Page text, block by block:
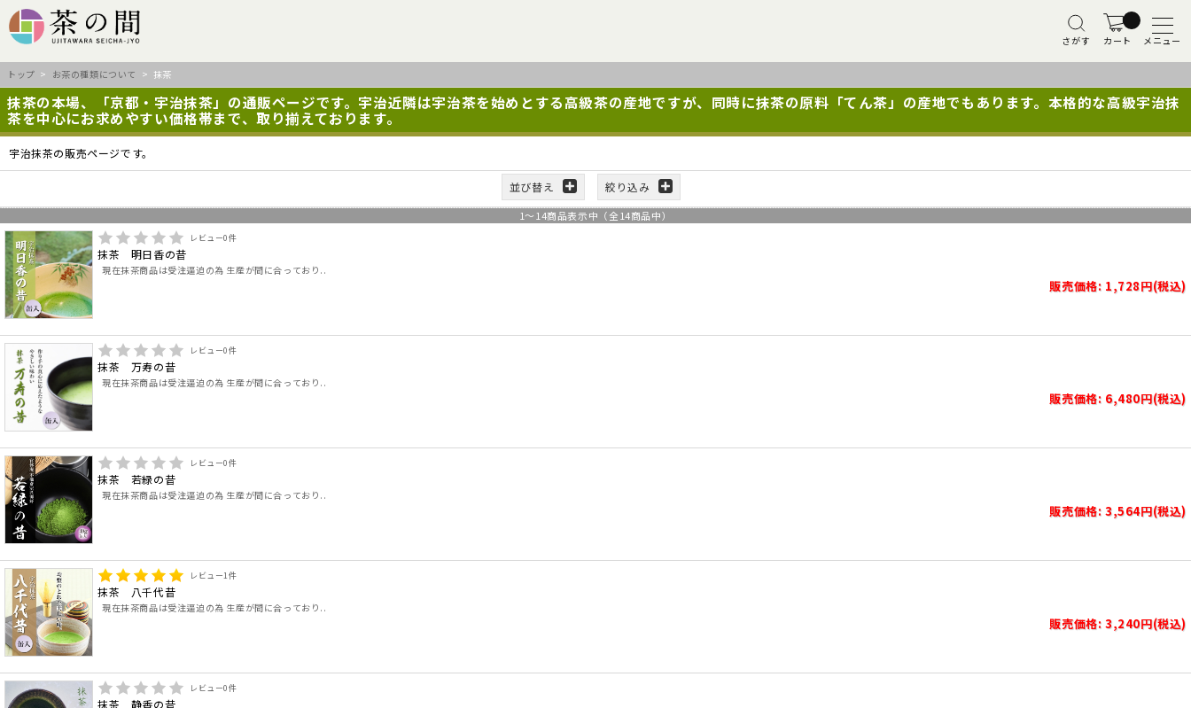
さがす カート メニュー
トップ > お茶の種類について > 抹茶
抹茶の本場、「京都・宇治抹茶」の通販ページです。宇治近隣は宇治茶を始めとする高級茶の産地ですが、同時に抹茶の原料「てん茶」の産地でもあります。本格的な高級宇治抹
茶を中心にお求めやすい価格帯まで、取り揃えております。
宇治抹茶の販売ページです。
並び替え 絞り込み
1～ 14商品表示中（全 14商品中）
レビュー0件
抹茶 明日香の昔
現在抹茶商品は受注逼迫の為 生産が間に合っており..
販売価格: 1,728円(税込)
レビュー0件
抹茶 万寿の昔
現在抹茶商品は受注逼迫の為 生産が間に合っており..
販売価格: 6,480円(税込)
レビュー0件
抹茶 若緑の昔
現在抹茶商品は受注逼迫の為 生産が間に合っており..
販売価格: 3,564円(税込)
レビュー1件
抹茶 八千代昔
現在抹茶商品は受注逼迫の為 生産が間に合っており..
販売価格: 3,240円(税込)
レビュー0件
抹茶 静香の昔